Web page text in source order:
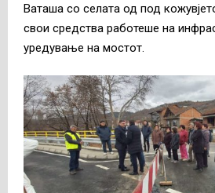
Ваташа со селата од под
свои средства работеше на
уредување на мостот.